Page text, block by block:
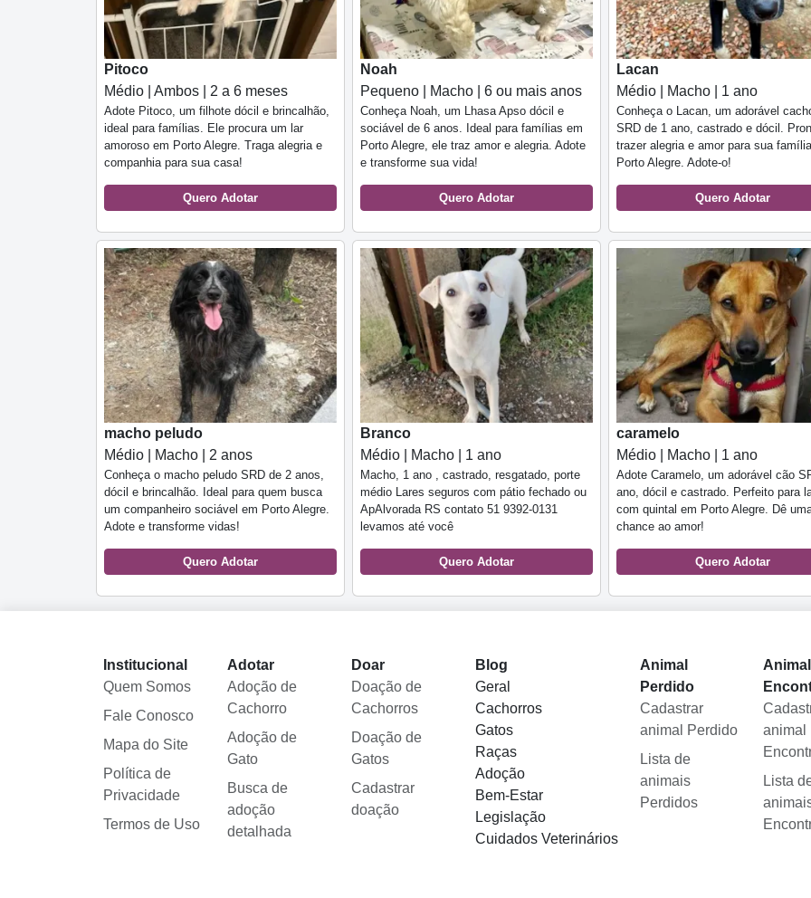
Pitoco
Médio | Ambos | 2 a 6 meses
Adote Pitoco, um filhote dócil e brincalhão,
ideal para famílias. Ele procura um lar
amoroso em Porto Alegre. Traga alegria e
companhia para sua casa!
Quero Adotar
Noah
Pequeno | Macho | 6 ou mais anos
Conheça Noah, um Lhasa Apso dócil e
sociável de 6 anos. Ideal para famílias em
Porto Alegre, ele traz amor e alegria. Adote
e transforme sua vida!
Quero Adotar
Lacan
Médio | Macho | 1 ano
Conheça o Lacan, um adorável
SRD de 1 ano, castrado e dócil.
trazer alegria e amor para sua
Porto Alegre. Adote-o!
Quero Adotar
macho peludo
Médio | Macho | 2 anos
Conheça o macho peludo SRD de 2 anos,
dócil e brincalhão. Ideal para quem busca
um companheiro sociável em Porto Alegre.
Adote e transforme vidas!
Quero Adotar
Branco
Médio | Macho | 1 ano
Macho, 1 ano , castrado, resgatado, porte
médio Lares seguros com pátio fechado ou
ApAlvorada RS contato 51 9392-0131
levamos até você
Quero Adotar
caramelo
Médio | Macho | 1 ano
Adote Caramelo, um adorável cão
ano, dócil e castrado. Perfeito para
com quintal em Porto Alegre. Dê
chance ao amor!
Quero Adotar
Institucional
Quem Somos
Fale Conosco
Mapa do Site
Política de
Privacidade
Termos de Uso
Adotar
Adoção de
Cachorro
Adoção de
Gato
Busca de
adoção
detalhada
Doar
Doação de
Cachorros
Doação de
Gatos
Cadastrar
doação
Blog
Geral
Cachorros
Gatos
Raças
Adoção
Bem-Estar
Legislação
Cuidados Veterinários
Animal
Perdido
Cadastrar
animal Perdido
Lista de
animais
Perdidos
Animal
animal
Lista